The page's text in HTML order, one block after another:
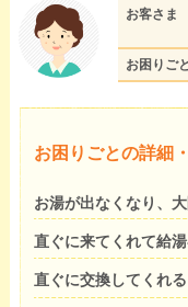
お客さま
お困りごと
お困りごとの詳細
お湯が出なくなり、
直ぐに来てくれて給
直ぐに交換してくれ